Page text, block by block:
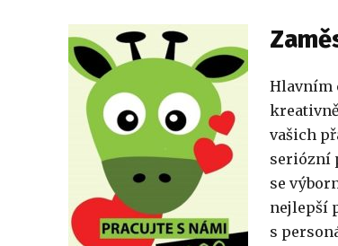
Hlavním
vašich
seriózní
se
nejlepší
s